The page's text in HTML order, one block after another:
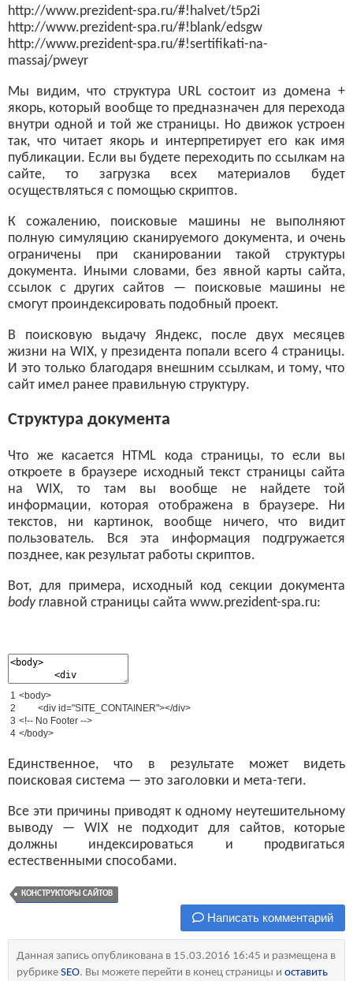
http://www.prezident-spa.ru/#!halvet/t5p2i
http://www.prezident-spa.ru/#!blank/edsgw
http://www.prezident-spa.ru/#!sertifikati-na-
massaj/pweyr
Мы видим, что структура URL состоит из домена +
якорь, который вообще то предназначен для перехода
внутри одной и той же страницы. Но движок устроен
так, что читает якорь и интерпретирует его как имя
публикации. Если вы будете переходить по ссылкам на
сайте, то загрузка всех материалов будет
осуществляться с помощью скриптов.
К сожалению, поисковые машины не выполняют
полную симуляцию сканируемого документа, и очень
ограничены при сканировании такой структуры
документа. Иными словами, без явной карты сайта,
ссылок с других сайтов — поисковые машины не
смогут проиндексировать подобный проект.
В поисковую выдачу Яндекс, после двух месяцев
жизни на WIX, у президента попали всего 4 страницы.
И это только благодаря внешним ссылкам, и тому, что
сайт имел ранее правильную структуру.
Структура документа
Что же касается HTML кода страницы, то если вы
откроете в браузере исходный текст страницы сайта
на WIX, то там вы вообще не найдете той
информации, которая отображена в браузере. Ни
текстов, ни картинок, вообще ничего, что видит
пользователь. Вся эта информация подгружается
позднее, как результат работы скриптов.
Вот, для примера, исходный код секции документа
bodyглавной страницы сайта www.prezident-spa.ru:
1
2
3
4
<body>
<div id="SITE_CONTAINER"></div>
<!-- No Footer -->
</body>
Единственное, что в результате может видеть
поисковая система — это заголовки и мета-теги.
Все эти причины приводят к одному неутешительному
выводу — WIX не подходит для сайтов, которые
должны индексироваться и продвигаться
естественными способами.
КОНСТРУКТОРЫ САЙТОВ
Написать комментарий
Данная запись опубликована в 15.03.2016 16:45 и размещена в
рубрике SEO. Вы можете перейти в конец страницы и оставить